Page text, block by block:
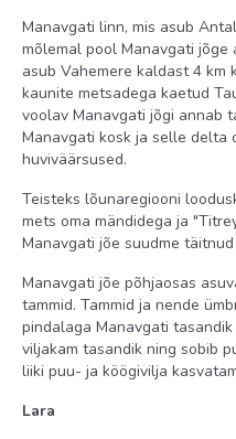
Manavgati linn, mis asub
mõlemal pool Manavgati jõge
asub Vahemere kaldast 4 km
kaunite metsadega kaetud
voolav Manavgati jõgi annab
Manavgati kosk ja selle delta
huviväärsused.
Teisteks lõunaregiooni
mets oma mändidega ja
Manavgati jõe suudme
Manavgati jõe põhjaosas
tammid. Tammid ja nende
pindalaga Manavgati
viljakam tasandik ning sobib
liiki puu- ja köögivilja
Lara